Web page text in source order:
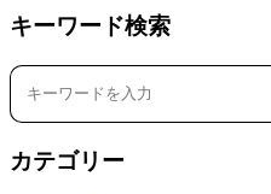
キーワード検索
カテゴリー